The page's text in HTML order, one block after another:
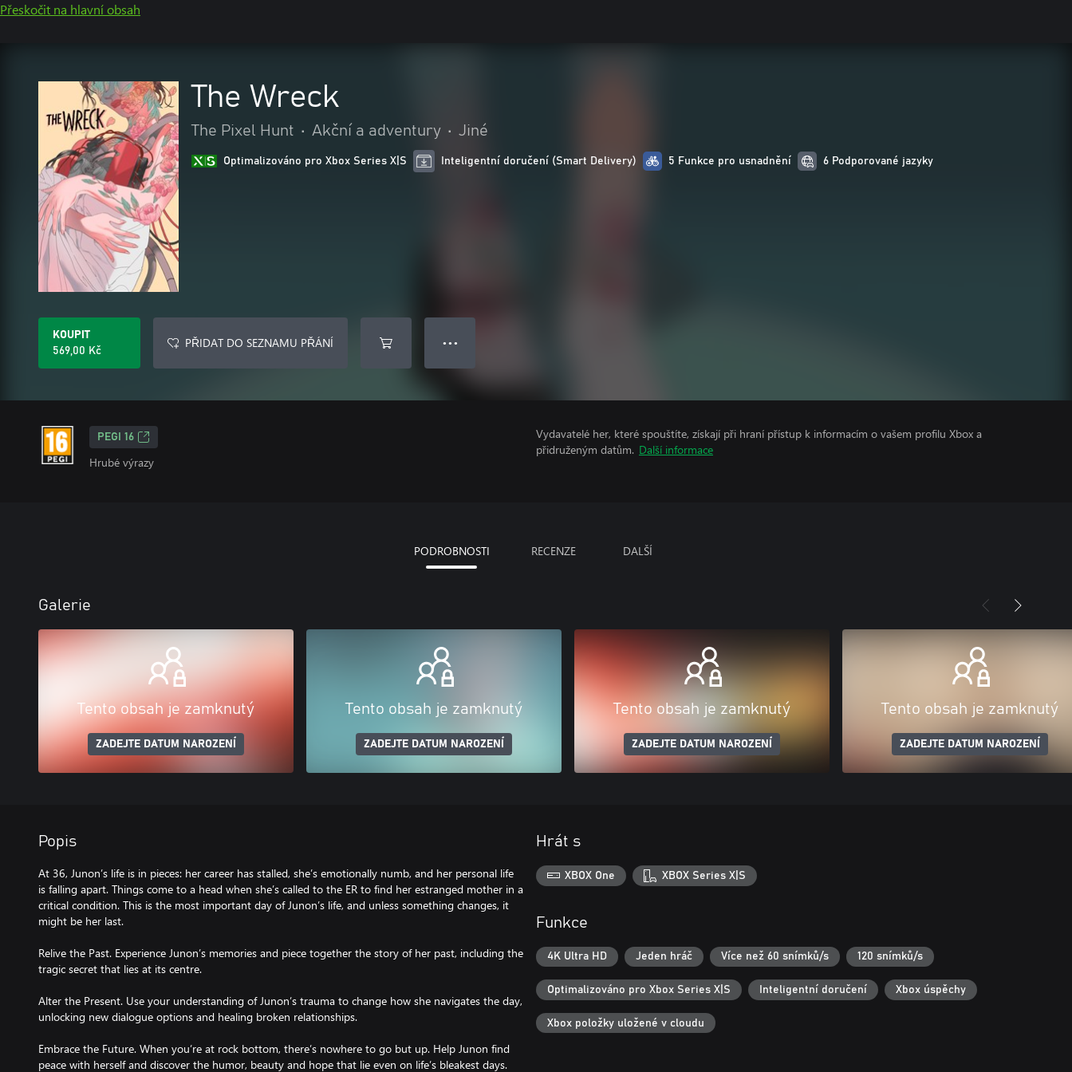
Přeskočit na hlavní obsah
The Wreck
The Pixel Hunt • Akční a adventury • Jiné
Optimalizováno pro Xbox Series X|S Inteligentní doručení (Smart Delivery) 5 Funkce pro usnadnění 6 Podporované jazyky
KOUPIT
569,00 Kč
PŘIDAT DO SEZNAMU PŘÁNÍ ● ● ●
PEGI 16
Hrubé výrazy
Vydavatelé her, které spouštíte, získají při hraní přístup k informacím o vašem profilu Xbox a
přidruženým datům. Další informace
PODROBNOSTI RECENZE DALŠÍ
Galerie
Tento obsah je zamknutý
ZADEJTE DATUM NAROZENÍ
Tento obsah je zamknutý
ZADEJTE DATUM NAROZENÍ
Tento obsah je zamknutý
ZADEJTE DATUM NAROZENÍ
Tento obsah je zamknutý
ZADEJTE DATUM NAROZENÍ
Popis
At 36, Junon’s life is in pieces: her career has stalled, she’s emotionally numb, and her personal life
is falling apart. Things come to a head when she’s called to the ER to find her estranged mother in a
critical condition. This is the most important day of Junon’s life, and unless something changes, it
might be her last.
Relive the Past. Experience Junon’s memories and piece together the story of her past, including the
tragic secret that lies at its centre.
Alter the Present. Use your understanding of Junon’s trauma to change how she navigates the day,
unlocking new dialogue options and healing broken relationships.
Embrace the Future. When you’re at rock bottom, there’s nowhere to go but up. Help Junon find
peace with herself and discover the humor, beauty and hope that lie even on life’s bleakest days.
Hrát s
XBOX One XBOX Series X|S
Funkce
4K Ultra HD Jeden hráč Více než 60 snímků/s 120 snímků/s
Optimalizováno pro Xbox Series X|S Inteligentní doručení Xbox úspěchy
Xbox položky uložené v cloudu